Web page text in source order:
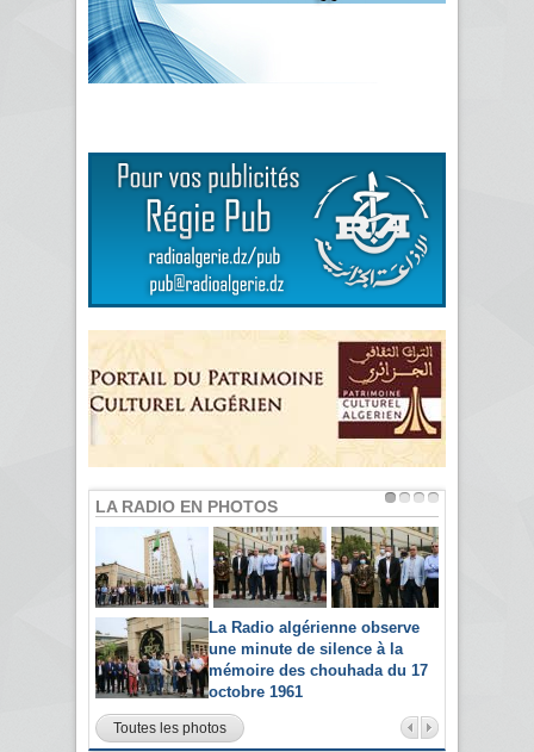
LA RADIO EN PHOTOS
La Radio algérienne observe
une minute de silence à la
mémoire des chouhada du 17
octobre 1961
Toutes les photos